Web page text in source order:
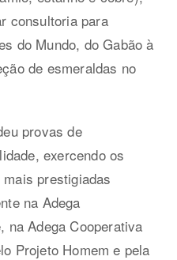
consultoria para
do Mundo, do Gabão à
de esmeraldas no
provas de
exercendo os
prestigiadas
na Adega
na Adega Cooperativa
Projeto Homem e pela